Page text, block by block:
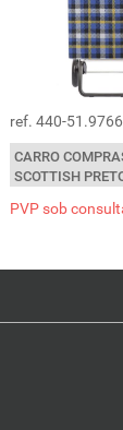
ref. 440-
CARRO
SCOTTISH
PVP sob